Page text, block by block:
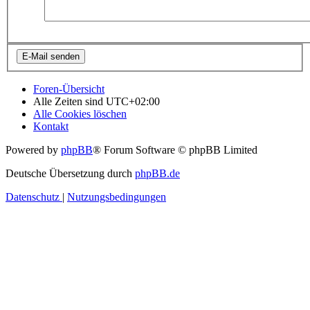
Foren-Übersicht
Alle Zeiten sind UTC+02:00
Alle Cookies löschen
Kontakt
Powered by phpBB® Forum Software © phpBB Limited
Deutsche Übersetzung durch phpBB.de
Datenschutz | Nutzungsbedingungen